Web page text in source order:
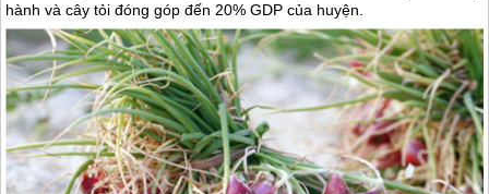
hành và cây tỏi đóng góp đến 20% GDP của huyện.